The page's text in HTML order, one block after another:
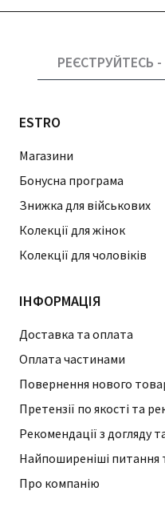
РЕЄСТРУЙТЕСЬ
ESTRO
Магазини
Бонусна програма
Знижка для військових
Колекції для жінок
Колекції для чоловіків
ІНФОРМАЦІЯ
Доставка та оплата
Оплата частинами
Повернення нового
Претензії по якості та
Рекомендації з догляду
Найпоширеніші питання
Про компанію